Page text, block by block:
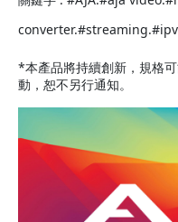
*本產品將持續創新，規格
動，恕不另行通知。